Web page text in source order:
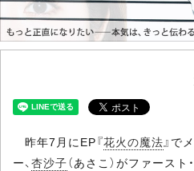
昨年7月にEP『花火の魔法 』で
ー、 杏沙子（あさこ）がファースト